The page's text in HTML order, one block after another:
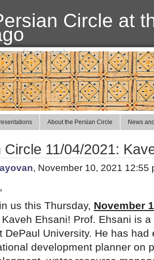
Circle at
انجمن سخن فارسی در
About the Persian Circle News
Circle 11/04/2021:
, November 10, 2021 12:55
us this Thursday, November
Ehsani! Prof. Ehsani is
DePaul University. He has
development planner on